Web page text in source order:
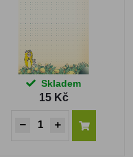
Skladem
15 Kč